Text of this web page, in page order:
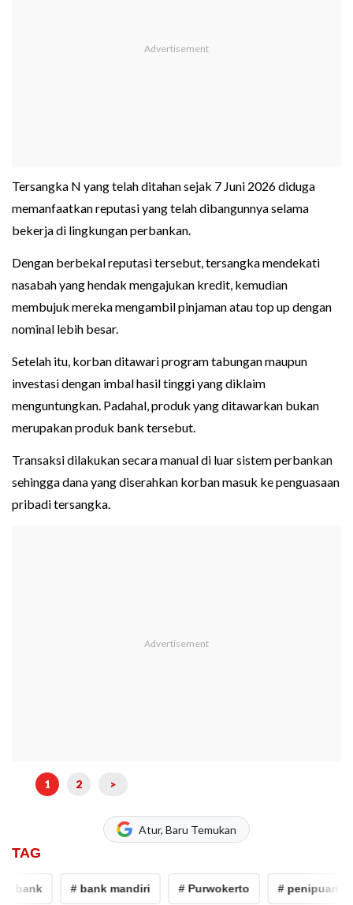
Tersangka N yang telah ditahan sejak 7 Juni 2026 diduga
memanfaatkan reputasi yang telah dibangunnya selama
bekerja di lingkungan perbankan.
Dengan berbekal reputasi tersebut, tersangka mendekati
nasabah yang hendak mengajukan kredit, kemudian
membujuk mereka mengambil pinjaman atau top up dengan
nominal lebih besar.
Setelah itu, korban ditawari program tabungan maupun
investasi dengan imbal hasil tinggi yang diklaim
menguntungkan. Padahal, produk yang ditawarkan bukan
merupakan produk bank tersebut.
Transaksi dilakukan secara manual di luar sistem perbankan
sehingga dana yang diserahkan korban masuk ke penguasaan
pribadi tersangka.
1 2 >
Atur, Baru Temukan
TAG
# bank mandiri # Purwokerto # penipuan